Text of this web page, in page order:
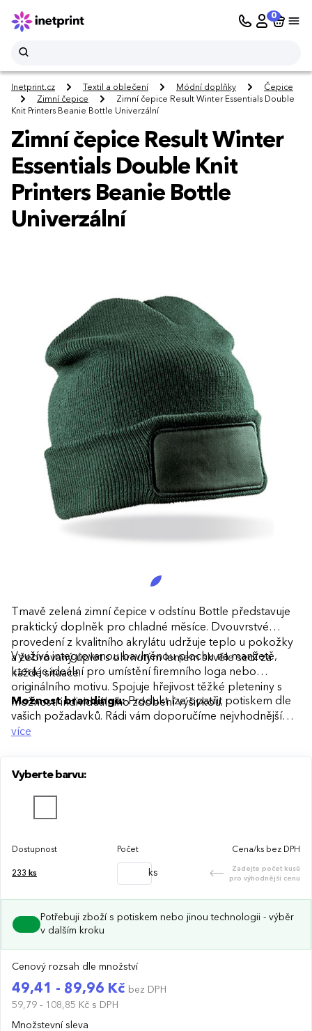
0
Inetprint.cz Textil a oblečení Módní doplňky
Čepice
Zimní čepice
Zimní čepice Result Winter Essentials Double
Knit Printers Beanie Bottle Univerzální
Zimní čepice Result Winter
Essentials Double Knit
Printers Beanie Bottle
Univerzální
Tmavě zelená zimní čepice v odstínu Bottle představuje
praktický doplněk pro chladné měsíce. Dvouvrstvé
provedení z kvalitního akrylátu udržuje teplo u pokožky
a žebrovaný úplet s ohrnutým lemem skvěle sedí za
každé situace.
Využívá integrovanou bavlněnou plochu na manžetě,
která je ideální pro umístění firemního loga nebo
originálního motivu. Spojuje hřejivost těžké pleteniny s
možností individuálního zdobení výšivkou.
Možnost brandingu:Produkt lze opatřit potiskem dle
vašich požadavků. Rádi vám doporučíme nejvhodnější
technologii potisku s ohledem na design i váš rozpočet.
více
Vyberte barvu:
Dostupnost Počet Cena/ks bez DPH
233 ks ks
Zadejte počet kusů
pro výhodnější cenu
Potřebuji zboží s potiskem nebo jinou technologii - výběr
v dalším kroku
Cenový rozsah dle množství
49,41 - 89,96 Kč bez DPH
59,79 - 108,85 Kč s DPH
Množstevní sleva